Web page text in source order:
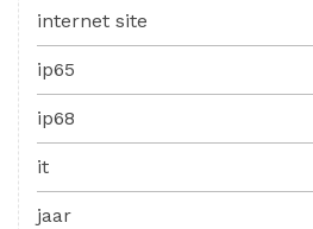
internet site
ip65
ip68
it
jaar